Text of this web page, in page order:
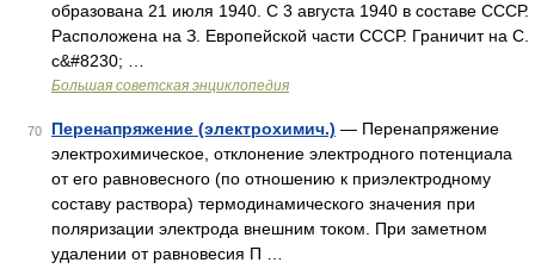
образована 21 июля 1940. С 3 августа 1940 в составе СССР.
Расположена на З. Европейской части СССР. Граничит на С.
с&#8230; …
Большая советская энциклопедия
70 Перенапряжение (электрохимич.) — Перенапряжение
электрохимическое, отклонение электродного потенциала
от его равновесного (по отношению к приэлектродному
составу раствора) термодинамического значения при
поляризации электрода внешним током. При заметном
удалении от равновесия П …